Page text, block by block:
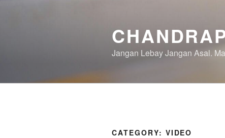
Jangan Lebay Jangan Asal.
CATEGORY: VIDEO